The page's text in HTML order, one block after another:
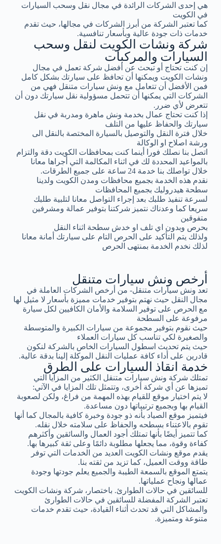
هي إحدى الشركات الرائدة في مجال نقل وسحب السيارات
في الكويت
كما تعتبر الشركة من أبرز الشركات في مجالها، حيث تقدم
خدمات ذات جودة عالية وبأسعار تنافسية.
شركة ونشات الكويت لنقل وسحب
السيارات والمركبات
إن كنت تحتاج أو تبحث عن أفضل شركة تعمل في مجال
ونشات الكويت ويمكنها أن تحافظ على سيارتك بشكل كامل
فمن الأفضل أن تتعامل مع ونش سيارات متنقل فهي من
الشركات التي يمكنها أن تتحمل مسؤولية نقل سيارتك دون أن
تتعرض لأي ضرر.
إذا كنت تحتاج عمال بخدمة ونش ماهرة ومدربة في نقل
سيارتك والحفاظ عليها من التلف
خلال فترة النقل والتوصيل بالسيارة المختصة بالنقل الى
ورشة اصلاح او الوكالة
اتصل بنا نصلك فورا أينما كنت بمحافظات الكويت دقة والتزام
بالمواعيد المحددة لك في اثناء المكالمة التي أجراها معانا
خلال تواصلك بنا خدمة 24 ساعة على جميع الطرقات.
نقدم هذه الخدمة بجميع محافظات ومدن الكويت ولدينا
سطحة هيدروليك بجميع المحافظات
لسرعة تنفيذ طلبك بعد إجراء التواصل معانا لتلبية طلبك
سريعا كما وعدناك نتميز شركتنا بتوفير عمالة ومشرفين
متفوقين
بحرص وبدون اي تلف او خدش سطحة اثناء النقل
ولذلك يتم التأكيد على الحرص التام على سيارتك أمانة معانا
لذلك نخدم الخدمة بمنتهى الحرص
أرخص ونش سيارات متنقل
تعد ونش سيارات متنقل- من أرخص الشركات العاملة في
مجال النقل حيث نهتم بتوفير خدمات مميزة بأسعار لا مثيل لها
مع الحرص على توفير السلامة والأمان الكافيين لكل سيارة
مرفوعة على السطحة
حيث نقوم بتوفير مجموعة من سيارات الكبيرة والمتوسطة
والصغيرة لكي تناسب كل سيارات العملاء
حيث يتم تحديث اسطول السيارات الخاص بالشركة لنكون
قادرين على أداء كافة عمليات النقل الموكلة إلينا بدقة عالية.
خدمة انقاذ السيارات على الطرق
تمتلك شركة ونش سيارات متنقل الكثير من المزايا التي
تميزها عن أي شركة أخرى، وتتمثل تلك المزايا في الآتي:
لا يتم اختيار موقع للقيام بهذه المهمة من فراغ، ولكن لصعوبة
القيام بها وبجميع ترتيباتها دون مساعدة.
فيتميز موقع الصياد بأنه ذو جودة وخبرة كافية بالمجال كما أنها
تقوم بالاعتناء بسطحه والحفاظ على سلامته خلال نقله.
كما تتميز أيضًا بأنها تمتلك أجود العمال والسائقين وأكثرهم
كفاءة وقوة، مما يجعلها مطلوبة دائمًا وعلى ثقة كبيرها بها.
يقدم موقع ونشات الكويت العديد من الخدمات التي توفر
طاقة ووقت العميل، كما تزيد من ثقته بنا.
يتمتع الموقع بالسمعة الطيبة والجميع يعلم جودتها وجودة
عمالها ونجاح عملياتها.
للسائقين في حالات الطوارئ. باختصار، شركة ونشات الكويت
تعتبر الشركة المفضلة للسائقين في حالات الطوارئ
والمشاكل التي قد تحدث أثناء القيادة، حيث تقدم خدمات
متنوعة ومتميزة.